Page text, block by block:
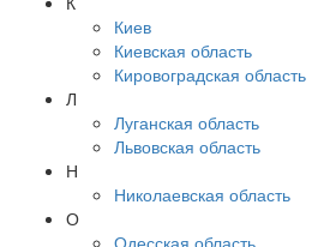
Киев
Киевская область
Кировоградская область
Л
Луганская область
Львовская область
Н
Николаевская область
О
Одесская область